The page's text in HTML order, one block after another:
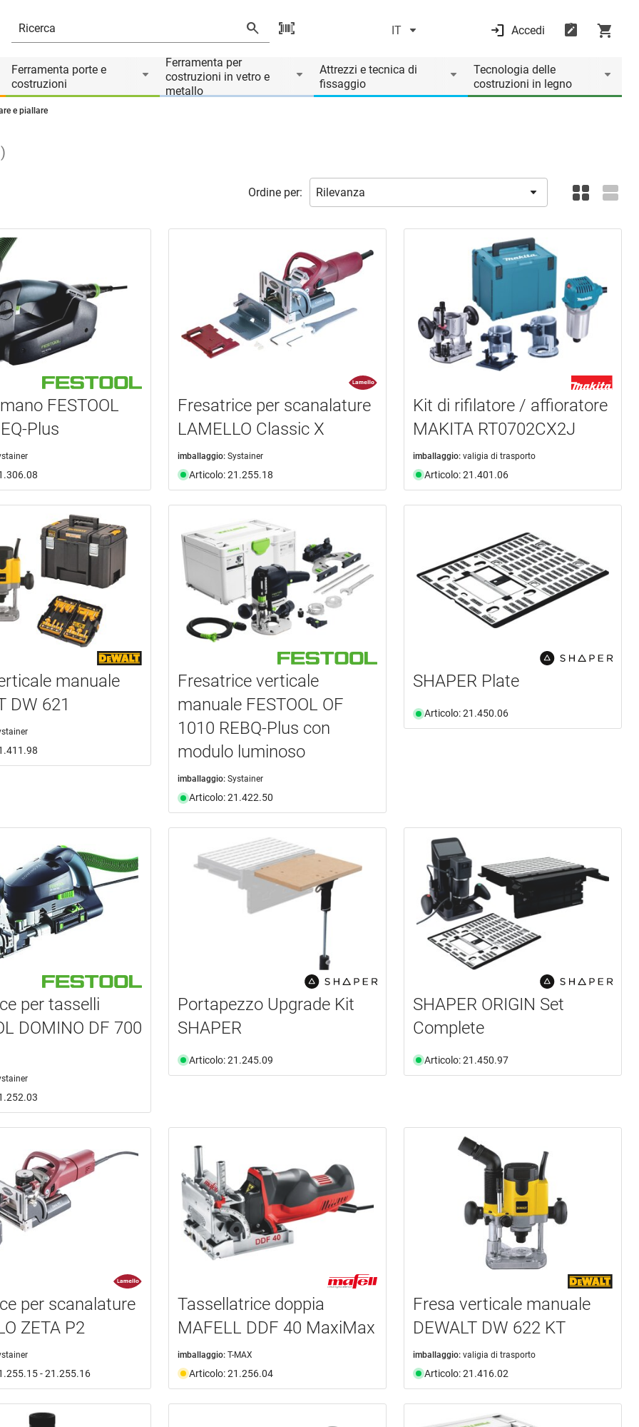
IT Accedi
Ferramenta porte e
costruzioni
Ferramenta per
costruzioni in vetro e
metallo
Attrezzi e tecnica di
fissaggio
Tecnologia delle
costruzioni in legno
e piallare
)
Ordine per:
FESTOOL
Plus
Fresatrice per scanalature
LAMELLO Classic X
imballaggio: Systainer
Articolo: 21.255.18
Kit di rifilatore / affioratore
MAKITA RT0702CX2J
imballaggio: valigia di trasporto
Articolo: 21.401.06
manuale
DW 621
Fresatrice verticale
manuale FESTOOL OF
1010 REBQ-Plus con
modulo luminoso
imballaggio: Systainer
Articolo: 21.422.50
SHAPER Plate
Articolo: 21.450.06
per tasselli
DOMINO DF 700
Portapezzo Upgrade Kit
SHAPER
Articolo: 21.245.09
SHAPER ORIGIN Set
Complete
Articolo: 21.450.97
per scanalature
ZETA P2
- 21.255.16
Tassellatrice doppia
MAFELL DDF 40 MaxiMax
imballaggio: T-MAX
Articolo: 21.256.04
Fresa verticale manuale
DEWALT DW 622 KT
imballaggio: valigia di trasporto
Articolo: 21.416.02